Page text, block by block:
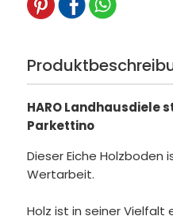
HARO Landhausdiele
Parkettino
Dieser Eiche
Wertarbeit.
Holz ist in seiner Vielfalt